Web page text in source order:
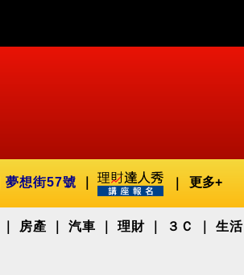
夢想街57號 更多+
房產 汽車 理財 ３Ｃ 生活